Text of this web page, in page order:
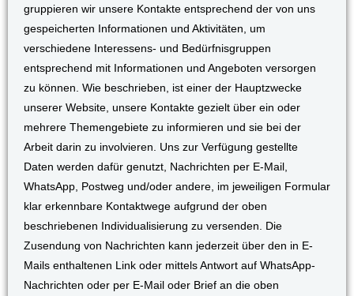
gruppieren wir unsere Kontakte entsprechend der von uns
gespeicherten Informationen und Aktivitäten, um
verschiedene Interessens- und Bedürfnisgruppen
entsprechend mit Informationen und Angeboten versorgen
zu können. Wie beschrieben, ist einer der Hauptzwecke
unserer Website, unsere Kontakte gezielt über ein oder
mehrere Themengebiete zu informieren und sie bei der
Arbeit darin zu involvieren. Uns zur Verfügung gestellte
Daten werden dafür genutzt, Nachrichten per E-Mail,
WhatsApp, Postweg und/oder andere, im jeweiligen Formular
klar erkennbare Kontaktwege aufgrund der oben
beschriebenen Individualisierung zu versenden. Die
Zusendung von Nachrichten kann jederzeit über den in E-
Mails enthaltenen Link oder mittels Antwort auf WhatsApp-
Nachrichten oder per E-Mail oder Brief an die oben